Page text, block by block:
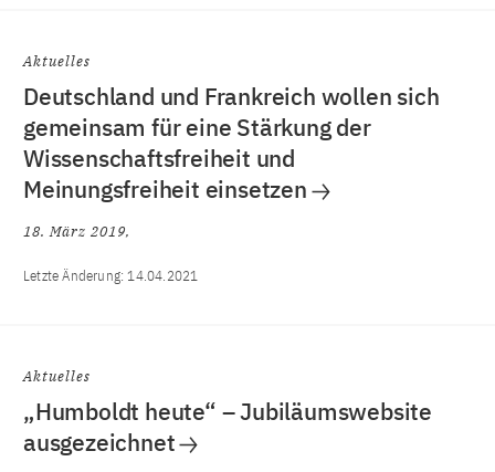
Aktuelles
Deutschland und Frankreich wollen sich
gemeinsam für eine Stärkung der
Wissenschaftsfreiheit und
Meinungsfreiheit einsetzen
18. März 2019
Letzte Änderung:14.04.2021
Aktuelles
„Humboldt heute“ – Jubiläumswebsite
ausgezeichnet